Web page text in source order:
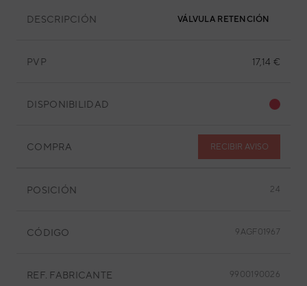
DESCRIPCIÓN VÁLVULA RETENCIÓN
PVP 17,14 €
DISPONIBILIDAD
COMPRA RECIBIR AVISO
POSICIÓN 24
CÓDIGO 9AGF01967
REF. FABRICANTE 9900190026